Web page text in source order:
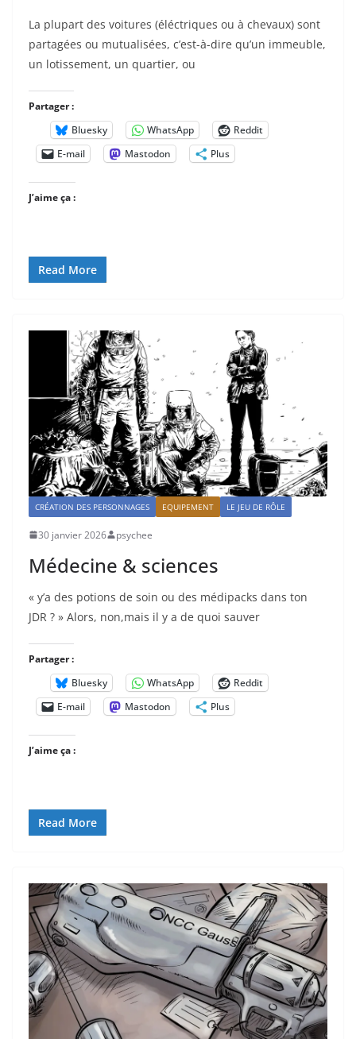
La plupart des voitures (éléctriques ou à chevaux) sont
partagées ou mutualisées, c’est-à-dire qu’un immeuble,
un lotissement, un quartier, ou
Partager :
Bluesky
WhatsApp
Reddit
E-mail
Mastodon Plus
J’aime ça :
Read More
CRÉATION DES PERSONNAGES EQUIPEMENT LE JEU DE RÔLE
30 janvier 2026 psychee
Médecine & sciences
« y’a des potions de soin ou des médipacks dans ton
JDR ? » Alors, non,mais il y a de quoi sauver
Partager :
Bluesky
WhatsApp
Reddit
E-mail
Mastodon Plus
J’aime ça :
Read More